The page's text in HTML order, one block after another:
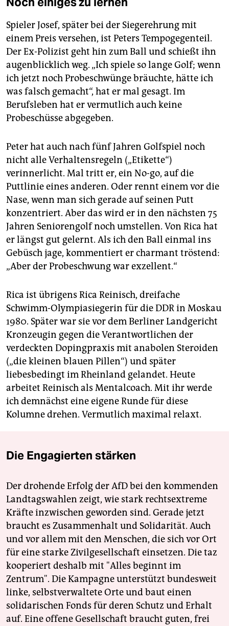
Spieler Josef, später bei der Siegerehrung mit
einem Preis versehen, ist Peters Tempogegenteil.
Der Ex-Polizist geht hin zum Ball und schießt ihn
augenblicklich weg. „Ich spiele so lange Golf; wenn
ich jetzt noch Probeschwünge bräuchte, hätte ich
was falsch gemacht“, hat er mal gesagt. Im
Berufsleben hat er vermutlich auch keine
Probeschüsse abgegeben.
Peter hat auch nach fünf Jahren Golfspiel noch
nicht alle Verhaltensregeln („Etikette“)
verinnerlicht. Mal tritt er, ein No-go, auf die
Puttlinie eines anderen. Oder rennt einem vor die
Nase, wenn man sich gerade auf seinen Putt
konzentriert. Aber das wird er in den nächsten 75
Jahren Seniorengolf noch umstellen. Von Rica hat
er längst gut gelernt. Als ich den Ball einmal ins
Gebüsch jage, kommentiert er charmant tröstend:
„Aber der Probeschwung war exzellent.“
Rica ist übrigens Rica Reinisch, dreifache
Schwimm-Olympiasiegerin für die DDR in Moskau
1980. Später war sie vor dem Berliner Landgericht
Kronzeugin gegen die Verantwortlichen der
verdeckten Dopingpraxis mit anabolen Steroiden
(„die kleinen blauen Pillen“) und später
liebesbedingt im Rheinland gelandet. Heute
arbeitet Reinisch als Mentalcoach. Mit ihr werde
ich demnächst eine eigene Runde für diese
Kolumne drehen. Vermutlich maximal relaxt.
Die Engagierten stärken
Der drohende Erfolg der AfD bei den kommenden
Landtagswahlen zeigt, wie stark rechtsextreme
Kräfte inzwischen geworden sind. Gerade jetzt
braucht es Zusammenhalt und Solidarität. Auch
und vor allem mit den Menschen, die sich vor Ort
für eine starke Zivilgesellschaft einsetzen. Die taz
kooperiert deshalb mit "Alles beginnt im
Zentrum". Die Kampagne unterstützt bundesweit
linke, selbstverwaltete Orte und baut einen
solidarischen Fonds für deren Schutz und Erhalt
auf. Eine offene Gesellschaft braucht guten, frei